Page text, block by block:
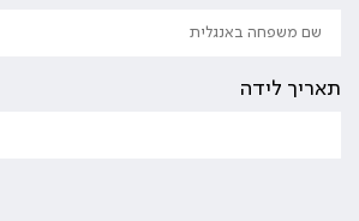
תאריך לידה